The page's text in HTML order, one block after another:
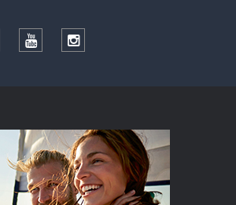
TwitterYouTubeInstagram